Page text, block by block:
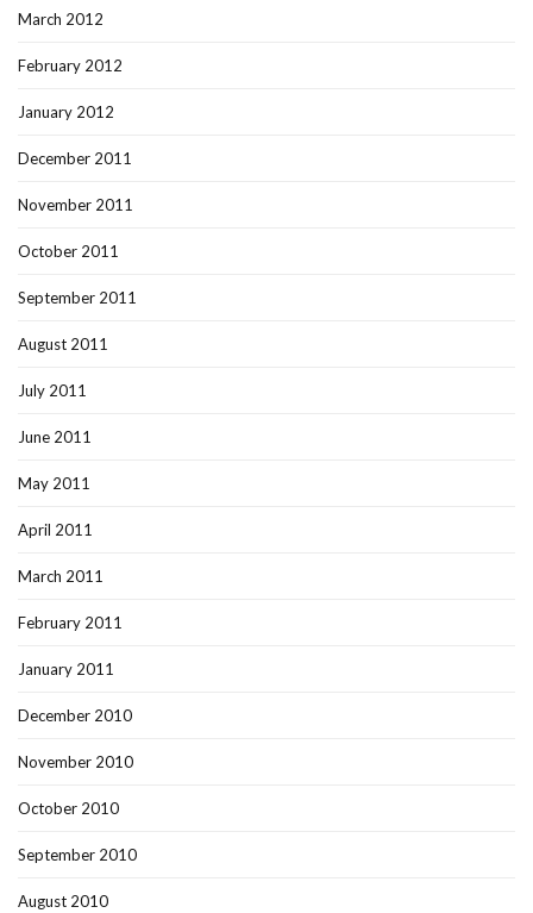
March 2012
February 2012
January 2012
December 2011
November 2011
October 2011
September 2011
August 2011
July 2011
June 2011
May 2011
April 2011
March 2011
February 2011
January 2011
December 2010
November 2010
October 2010
September 2010
August 2010